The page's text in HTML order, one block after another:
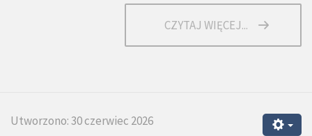
CZYTAJ WIĘCEJ...
Utworzono: 30 czerwiec 2026